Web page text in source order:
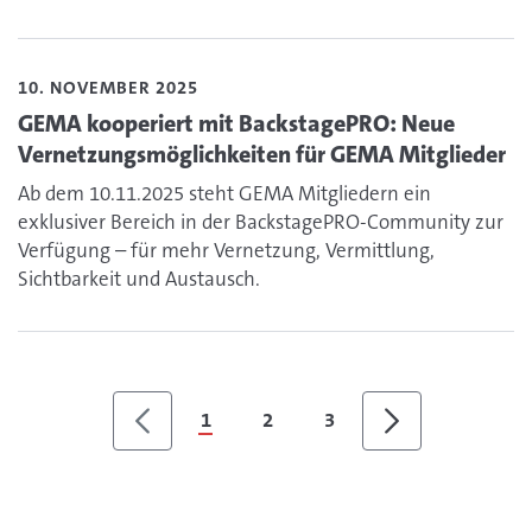
10. NOVEMBER 2025
GEMA kooperiert mit BackstagePRO: Neue
Vernetzungsmöglichkeiten für GEMA Mitglieder
Ab dem 10.11.2025 steht GEMA Mitgliedern ein
exklusiver Bereich in der BackstagePRO-Community zur
Verfügung – für mehr Vernetzung, Vermittlung,
Sichtbarkeit und Austausch.
1 2 3